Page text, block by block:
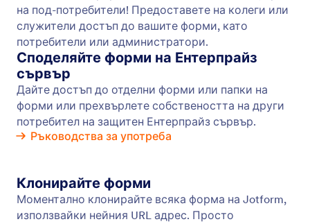
Възлагания на форми
Позволете на вашите служители да събират
формови данни, от които се нуждаете.
Елиминирайте безмислените имейли и дългото
чакане, като зададете форми на членовете на
екипа, които след това могат да събират и
управляват подадените формуляри на всяко
устройство — дори офлайн с Jotform Мобилни
Форми!